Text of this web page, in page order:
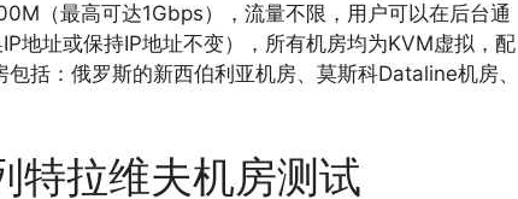
（最高可达1Gbps），流量不限，用户可以在后台通
地址或保持IP地址不变），所有机房均为KVM虚拟，配
括：俄罗斯的新西伯利亚机房、莫斯科Dataline机房、
拉维夫机房测试